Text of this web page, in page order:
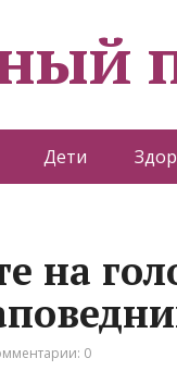
Дети
на
0